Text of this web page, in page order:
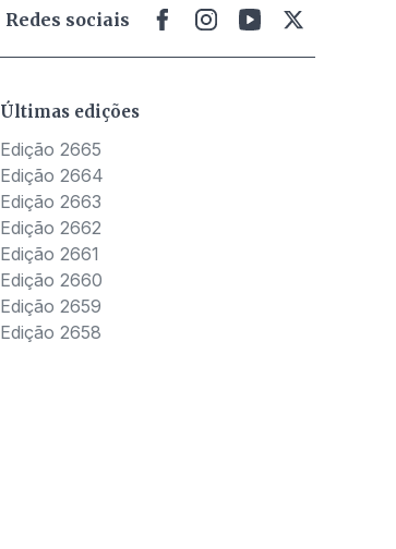
Redes sociais
Últimas edições
Edição 2665
Edição 2664
Edição 2663
Edição 2662
Edição 2661
Edição 2660
Edição 2659
Edição 2658